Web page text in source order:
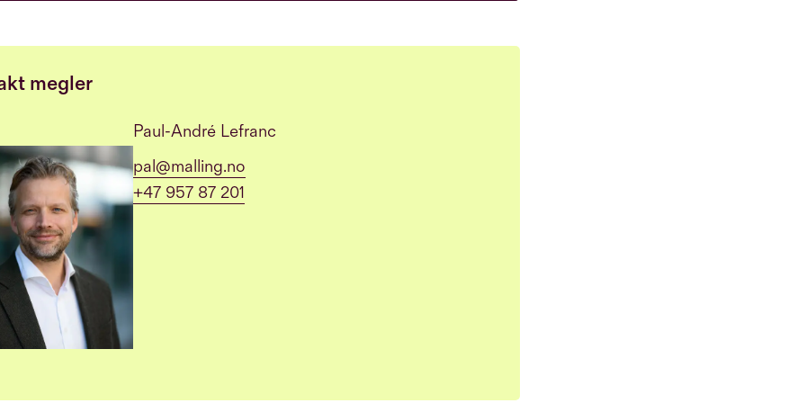
megler
Paul-André Lefranc
pal@malling.no
+47 957 87 201